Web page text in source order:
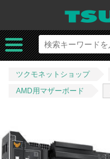
ツクモネットショップ
AMD用マザーボード